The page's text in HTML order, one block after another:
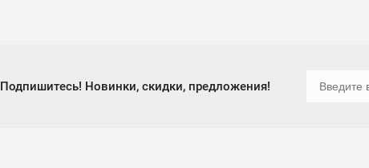
Подпишитесь! Новинки, скидки, предложения!